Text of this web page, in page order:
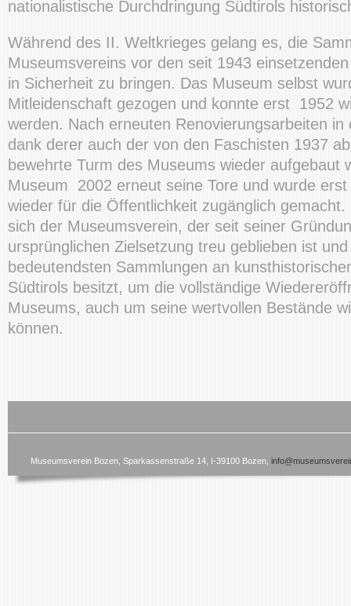
nationalistische Durchdringung Südtirols
Während des II. Weltkrieges gelang es, die
Museumsvereins vor den seit 1943
in Sicherheit zu bringen. Das Museum selbst
Mitleidenschaft gezogen und konnte erst 1952
werden. Nach erneuten Renovierungsarbeiten in
dank derer auch der von den Faschisten 1937
bewehrte Turm des Museums wieder aufgebaut
Museum 2002 erneut seine Tore und wurde erst
wieder für die Öffentlichkeit zugänglich
sich der Museumsverein, der seit seiner
ursprünglichen Zielsetzung treu geblieben ist
bedeutendsten Sammlungen an
Südtirols besitzt, um die vollständige
Museums, auch um seine wertvollen Bestände
können.
Museumsverein Bozen, Sparkassenstraße 14, I-39100 Bozen,